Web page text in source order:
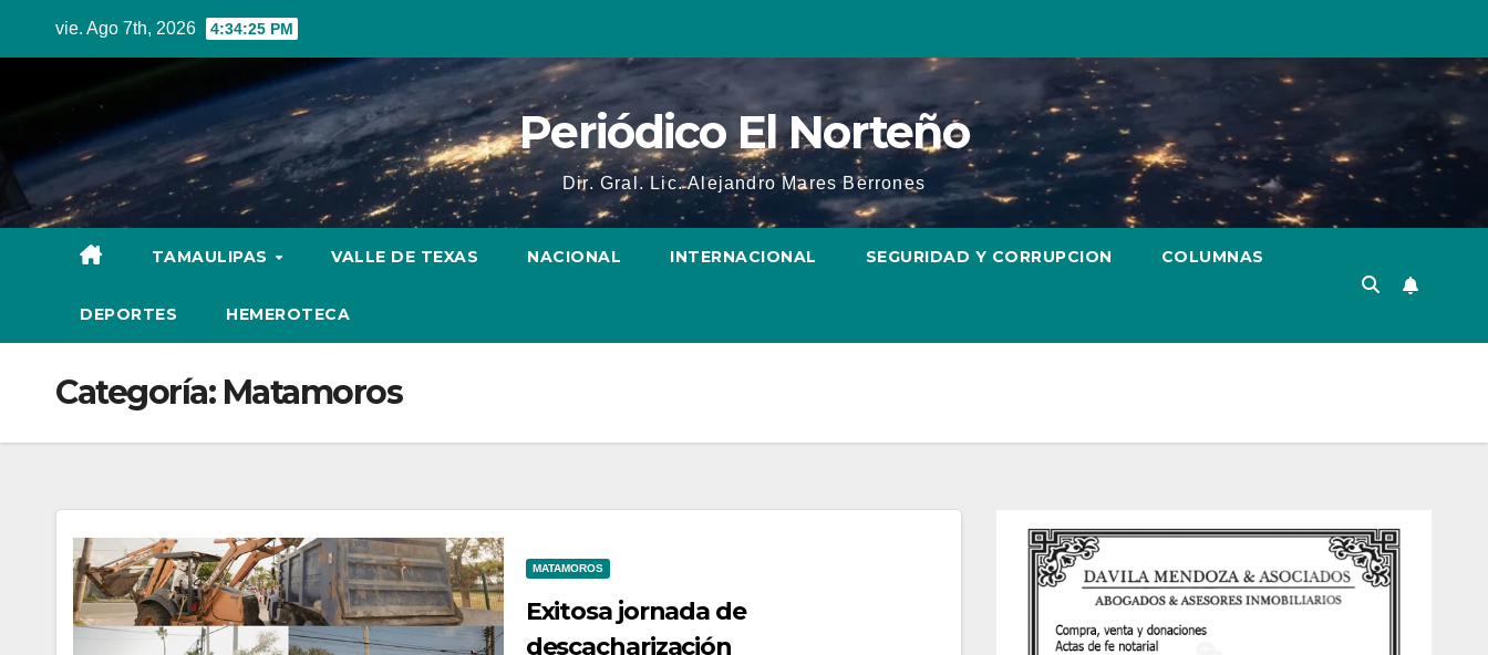
vie. Ago 7th, 2026 4:34:26 PM
Periódico El Norteño
Dir. Gral. Lic. Alejandro Mares Berrones
TAMAULIPAS VALLE DE TEXAS NACIONAL INTERNACIONAL SEGURIDAD Y CORRUPCION COLUMNAS
DEPORTES HEMEROTECA
Categoría: Matamoros
MATAMOROS
Exitosa jornada de
descacharización